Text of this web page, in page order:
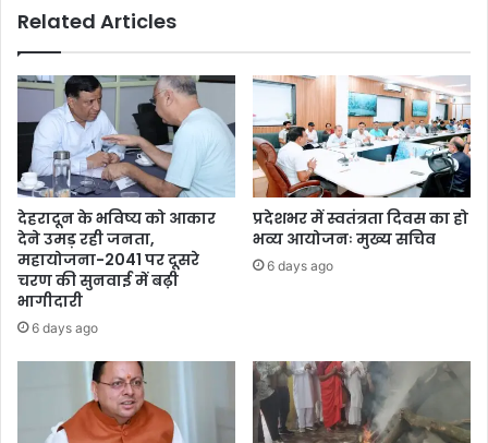
Related Articles
देहरादून के भविष्य को आकार
देने उमड़ रही जनता,
महायोजना-2041 पर दूसरे
चरण की सुनवाई में बढ़ी
भागीदारी
6 days ago
प्रदेशभर में स्वतंत्रता दिवस का हो
भव्य आयोजनः मुख्य सचिव
6 days ago